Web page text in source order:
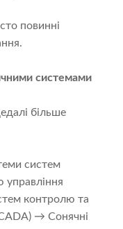
повинні
системами
більше
систем
управління
контролю та
→ Сонячні